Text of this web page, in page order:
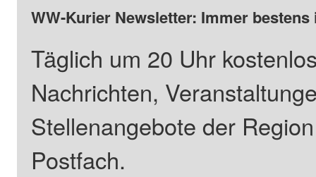
WW-Kurier Newsletter: Immer
Täglich um 20 Uhr
Nachrichten,
Stellenangebote der
Postfach.